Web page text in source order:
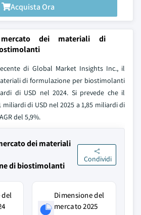
Acquista Ora
dei materiali di
di Global Market Insights Inc., il
di formulazione per biostimolanti
di USD nel 2024. Si prevede che il
miliardi di USD nel 2025 a 1,85 miliardi di
del 5,9%.
dei materiali
di biostimolanti
Condividi
del
Dimensione del
mercato 2025